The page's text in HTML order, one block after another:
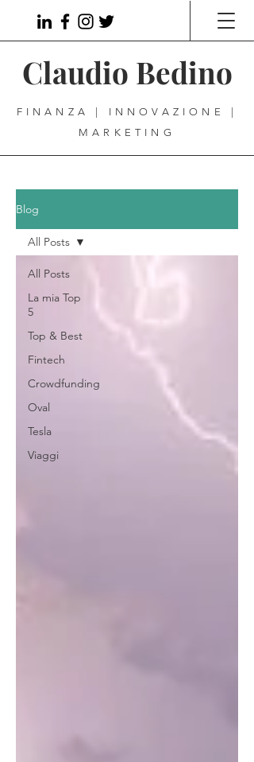
Claudio Bedino
FINANZA | INNOVAZIONE |
MARKETING
Blog
All Posts
La mia Top
5
Top & Best
Fintech
Crowdfunding
Oval
Tesla
Viaggi
All Posts